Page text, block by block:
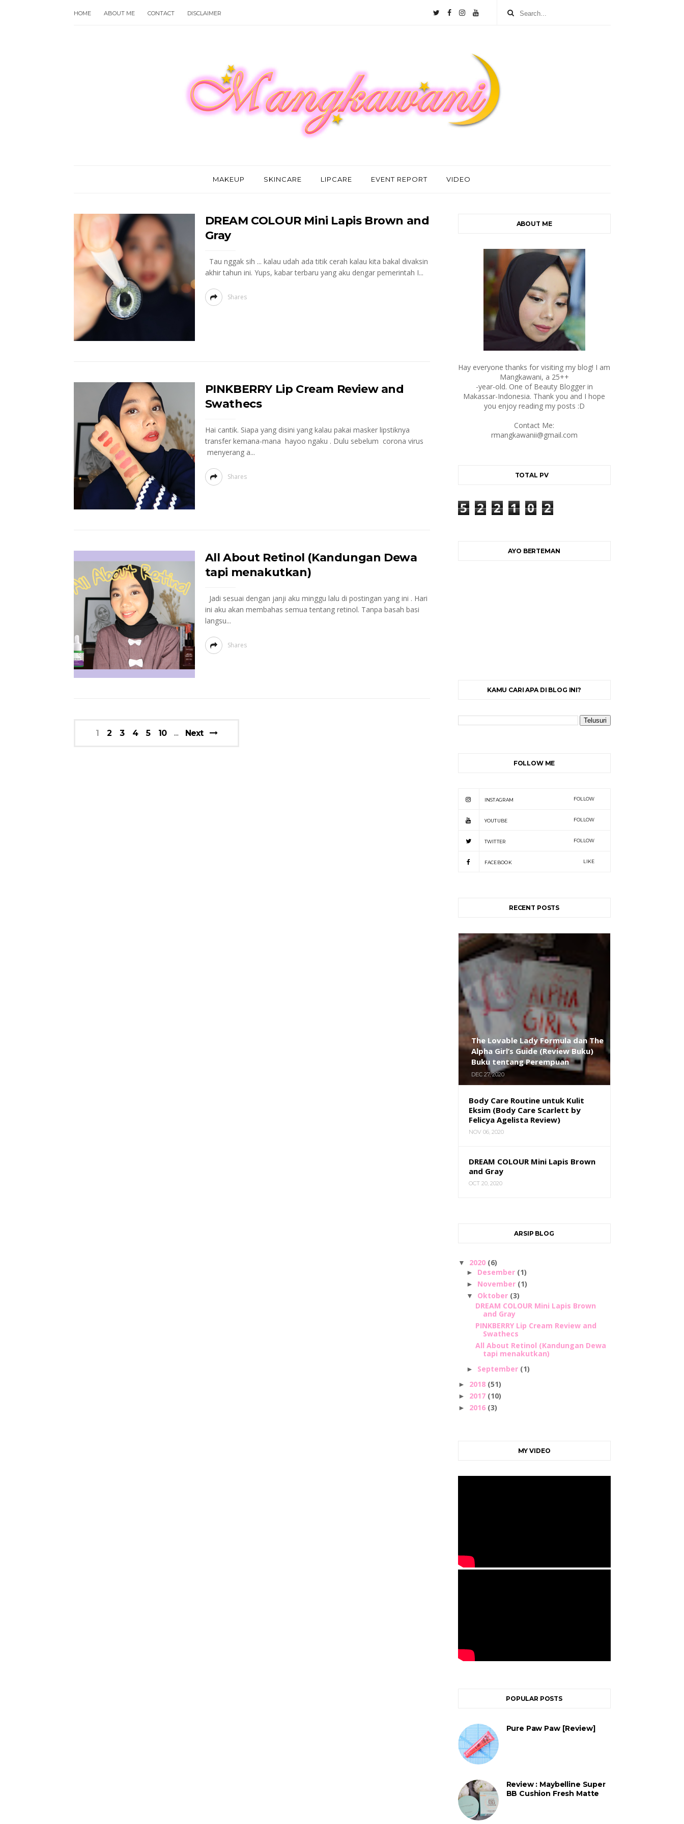
HOME ABOUT ME CONTACT DISCLAIMER
MAKEUP SKINCARE LIPCARE EVENT REPORT VIDEO
DREAM COLOUR Mini Lapis Brown and
Gray
Tau nggak sih ... kalau udah ada titik cerah kalau kita bakal divaksin
akhir tahun ini. Yups, kabar terbaru yang aku dengar pemerintah I...
Shares
PINKBERRY Lip Cream Review and
Swathecs
Hai cantik. Siapa yang disini yang kalau pakai masker lipstiknya
transfer kemana-mana hayoo ngaku . Dulu sebelum corona virus
menyerang a...
Shares
All About Retinol (Kandungan Dewa
tapi menakutkan)
Jadi sesuai dengan janji aku minggu lalu di postingan yang ini . Hari
ini aku akan membahas semua tentang retinol. Tanpa basah basi
langsu...
Shares
1 2 3 4 5 10 Next
ABOUT ME
Hay everyone thanks for visiting my blog! I am
Mangkawani, a 25++
-year-old. One of Beauty Blogger in
Makassar-Indonesia. Thank you and I hope
you enjoy reading my posts :D
Contact Me:
rmangkawanii@gmail.com
TOTAL PV
5 2 2 1 0 2
AYO BERTEMAN
KAMU CARI APA DI BLOG INI?
FOLLOW ME
INSTAGRAM FOLLOW
YOUTUBE FOLLOW
TWITTER FOLLOW
FACEBOOK LIKE
RECENT POSTS
The Lovable Lady Formula dan The
Alpha Girl’s Guide (Review Buku)
Buku tentang Perempuan
DEC 27, 2020
Body Care Routine untuk Kulit
Eksim (Body Care Scarlett by
Felicya Agelista Review)
NOV 06, 2020
DREAM COLOUR Mini Lapis Brown
and Gray
OCT 20, 2020
ARSIP BLOG
▼ 2020 (6)
► Desember (1)
► November (1)
▼ Oktober (3)
DREAM COLOUR Mini Lapis Brown
and Gray
PINKBERRY Lip Cream Review and
Swathecs
All About Retinol (Kandungan Dewa
tapi menakutkan)
► September (1)
► 2018 (51)
► 2017 (10)
► 2016 (3)
MY VIDEO
POPULAR POSTS
Pure Paw Paw [Review]
Review : Maybelline Super
BB Cushion Fresh Matte